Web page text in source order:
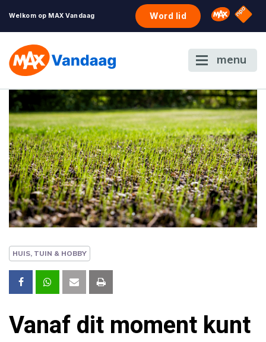
Welkom op MAX Vandaag Word lid Omroep
NPO
menu
HUIS, TUIN & HOBBY
Vanaf dit moment kunt